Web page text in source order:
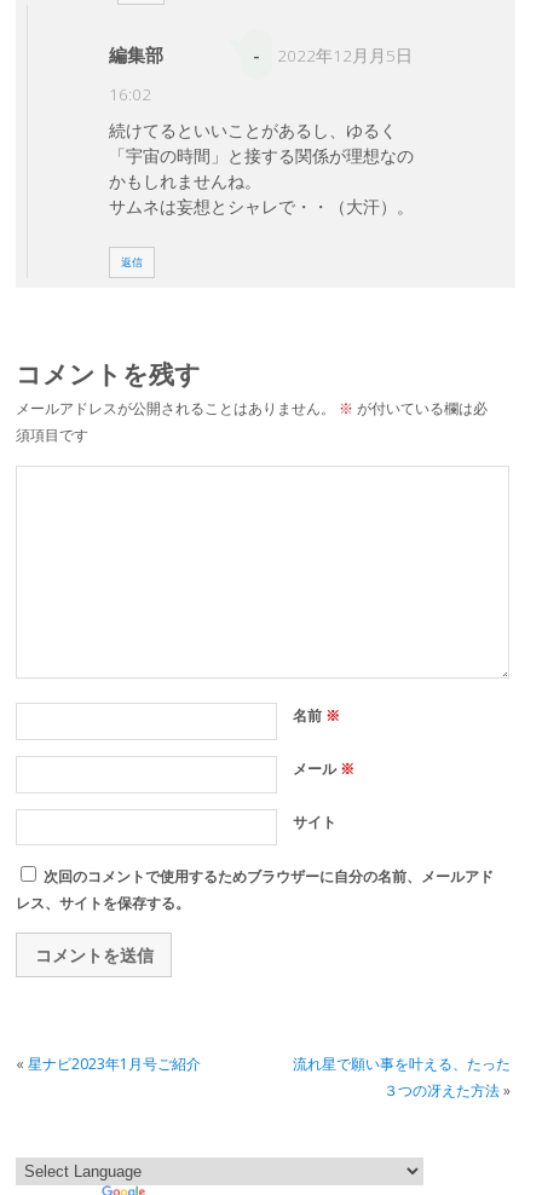
編集部 -
2022年12月月5日
16:02
続けてるといいことがあるし、ゆるく
「宇宙の時間」と接する関係が理想なの
かもしれませんね。
サムネは妄想とシャレで・・（大汗）。
返信
コメントを残す
メールアドレスが公開されることはありません。 ※ が付いている欄は必
須項目です
名前 ※
メール※
サイト
次回のコメントで使用するためブラウザーに自分の名前、メールアド
レス、サイトを保存する。
«星ナビ2023年1月号ご紹介
流れ星で願い事を叶える、たった
３つの冴えた方法»